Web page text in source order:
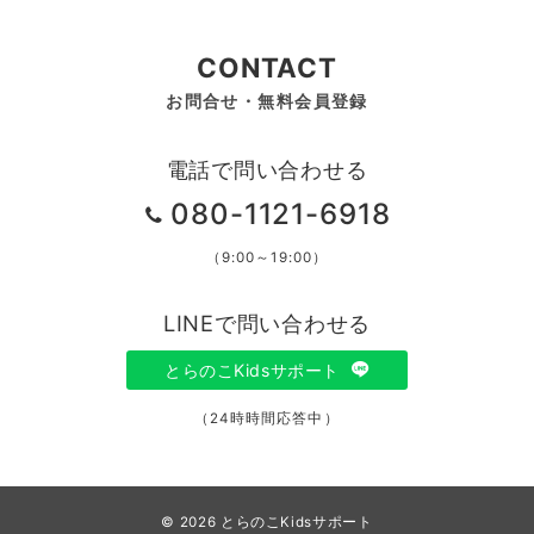
CONTACT
お問合せ・無料会員登録
電話で問い合わせる
080-1121-6918
（9:00～19:00）
LINEで問い合わせる
とらのこKidsサポート
（24時時間応答中）
© 2026 とらのこKidsサポート